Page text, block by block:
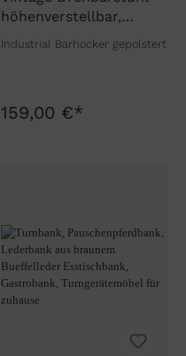
höhenverstellbar,
havanna-braun
Industrial Barhocker gepolstert
159,00 €*